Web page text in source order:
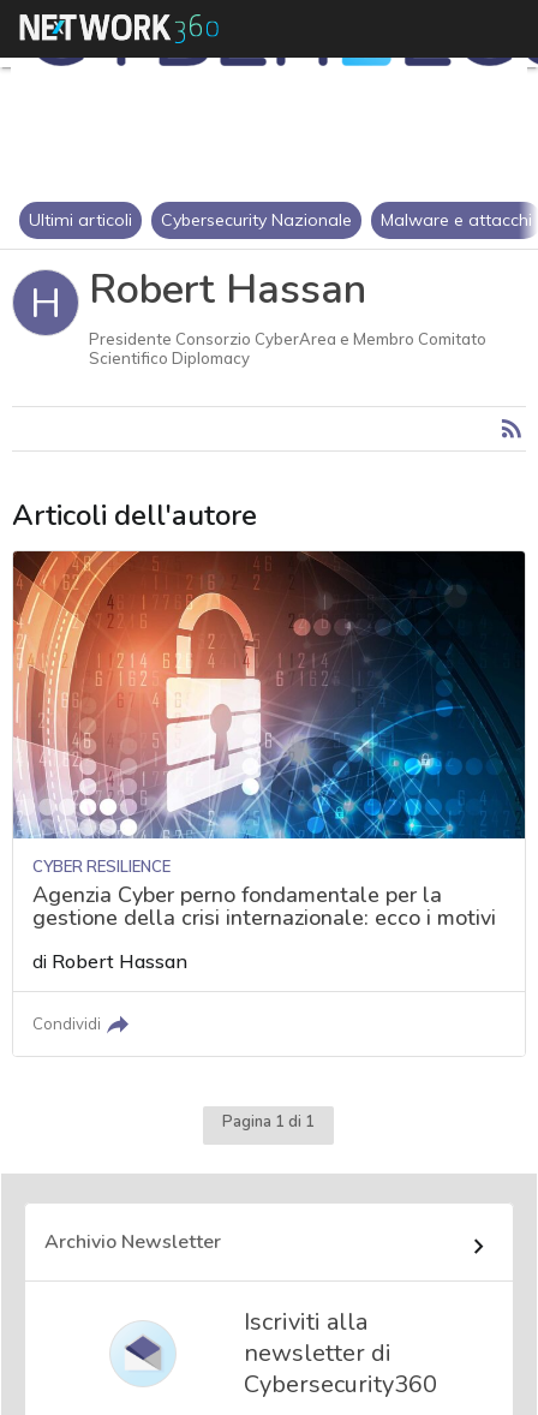
Ultimi articoli Cybersecurity Nazionale Malware e attacchi
H Robert Hassan
Presidente Consorzio CyberArea e Membro Comitato
Scientifico Diplomacy
Articoli dell'autore
CYBER RESILIENCE
Agenzia Cyber perno fondamentale per la
gestione della crisi internazionale: ecco i motivi
di Robert Hassan
Condividi
Pagina 1 di 1
Archivio Newsletter
Iscriviti alla
newsletter di
Cybersecurity360